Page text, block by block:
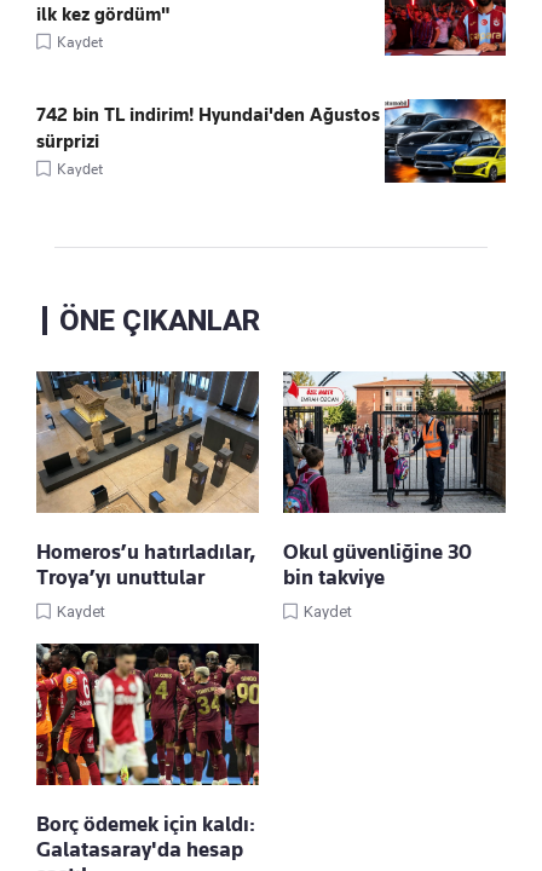
ilk kez gördüm"
Kaydet
742 bin TL indirim! Hyundai'den Ağustos
sürprizi
Kaydet
ÖNE ÇIKANLAR
Homeros’u hatırladılar,
Troya’yı unuttular
Kaydet
Okul güvenliğine 30
bin takviye
Kaydet
Borç ödemek için kaldı:
Galatasaray'da hesap